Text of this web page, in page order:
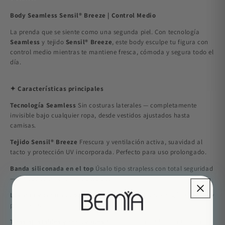
Body Seamless Sensil® Breeze | Control Medio
La prenda que se siente como una segunda piel. Con tecnología
Seamless y tejido Sensil® Breeze, este body esculpe tu figura con
control medio mientras te mantiene fresca, cómoda y segura todo el
día.
✦ Características principales
Tecnología Seamless Sin costuras laterales — completamente
invisible bajo cualquier ropa, desde vestidos ajustados hasta
camisas.
Tejido Sensil® Breeze Frescura y ventilación activa, suavidad al
tacto y protección UV incorporada. Perfecto para uso prolongado.
Banda siliconada en el top Úsalo tipo strapless con total seguridad
— sin que se enrolle ni se desplace.
Levanta y centra el bustoÚsalo solo o con brasier según tu outfit y
preferencia.
Tiras ajustables y removibles